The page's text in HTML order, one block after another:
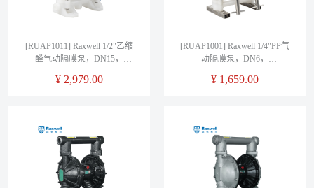
[RUAP1011] Raxwell 1/2"乙缩
醛气动隔膜泵，DN15，
RUAP1011，1台
¥ 2,979.00
[RUAP1001] Raxwell 1/4"PP气
动隔膜泵，DN6，
RUAP1001，1台
¥ 1,659.00